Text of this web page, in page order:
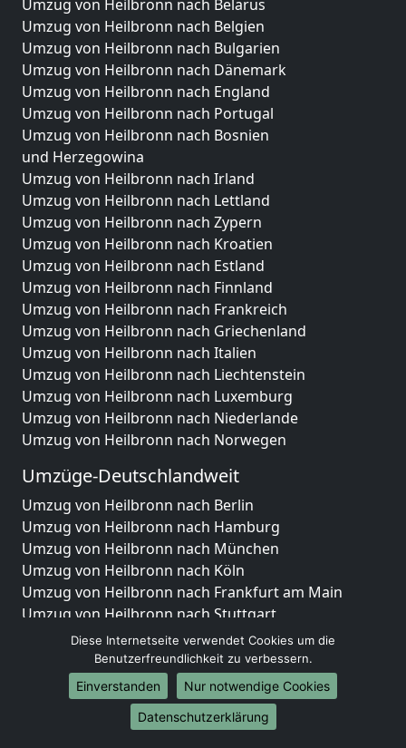
Umzug von Heilbronn nach Belarus
Umzug von Heilbronn nach Belgien
Umzug von Heilbronn nach Bulgarien
Umzug von Heilbronn nach Dänemark
Umzug von Heilbronn nach England
Umzug von Heilbronn nach Portugal
Umzug von Heilbronn nach Bosnien
und Herzegowina
Umzug von Heilbronn nach Irland
Umzug von Heilbronn nach Lettland
Umzug von Heilbronn nach Zypern
Umzug von Heilbronn nach Kroatien
Umzug von Heilbronn nach Estland
Umzug von Heilbronn nach Finnland
Umzug von Heilbronn nach Frankreich
Umzug von Heilbronn nach Griechenland
Umzug von Heilbronn nach Italien
Umzug von Heilbronn nach Liechtenstein
Umzug von Heilbronn nach Luxemburg
Umzug von Heilbronn nach Niederlande
Umzug von Heilbronn nach Norwegen
Umzüge-Deutschlandweit
Umzug von Heilbronn nach Berlin
Umzug von Heilbronn nach Hamburg
Umzug von Heilbronn nach München
Umzug von Heilbronn nach Köln
Umzug von Heilbronn nach Frankfurt am Main
Umzug von Heilbronn nach Stuttgart
Umzug von Heilbronn nach Düsseldorf
Umzug von Heilbronn nach Leipzig
Umzug von Heilbronn nach Dortmund
Umzug von Heilbronn nach Essen
Umzug von Heilbronn nach Bremen
Diese Internetseite verwendet Cookies um die
Benutzerfreundlichkeit zu verbessern.
Einverstanden
Nur notwendige Cookies
Datenschutzerklärung